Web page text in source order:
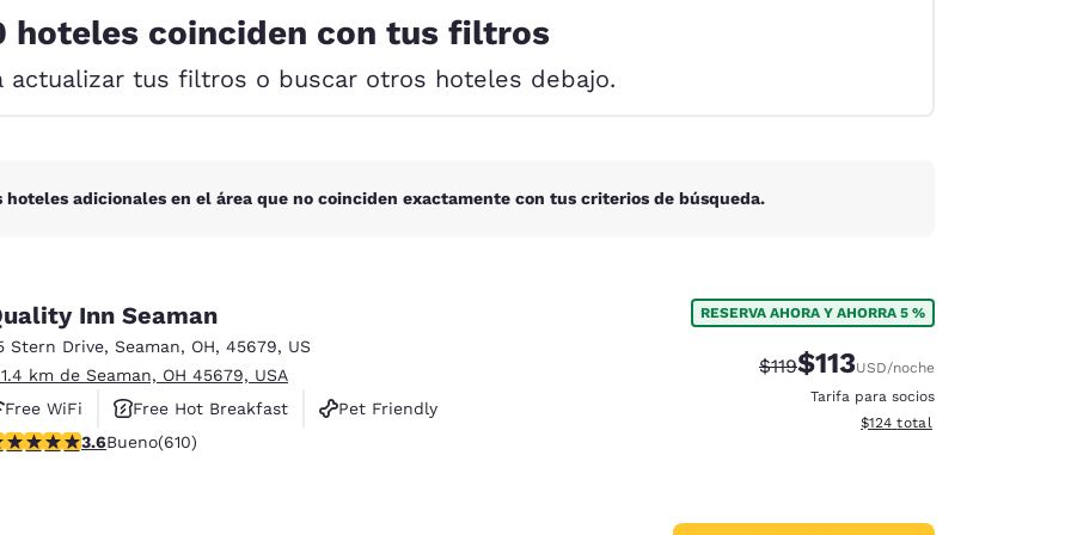
Español English
France France
hoteles coinciden con tus filtros
actualizar tus filtros o buscar otros hoteles debajo.
adicionales en el área que no coinciden exactamente con tus criterios de búsqueda.
Inn Seaman
Stern Drive, Seaman, OH, 45679, US
1.4 km de Seaman, OH 45679, USA
Free WiFi
Free Hot Breakfast
Pet Friendly
de 3.58 estrellas. Bueno. 610 reseñas
3.6Bueno(610)
RESERVA AHORA Y AHORRA 5 %
Precio tachado:
$119Precio con descuento:
$113USD/noche
Tarifa para socios
Ver detalles del total
$124 total